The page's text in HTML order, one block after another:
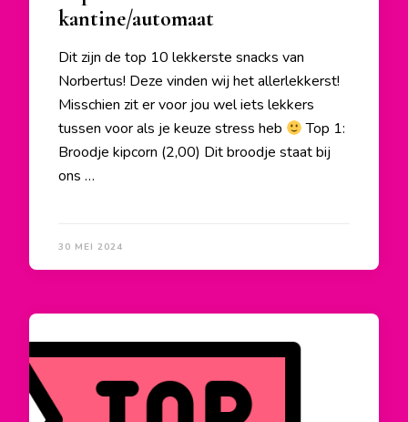
kantine/automaat
Dit zijn de top 10 lekkerste snacks van
Norbertus! Deze vinden wij het allerlekkerst!
Misschien zit er voor jou wel iets lekkers
tussen voor als je keuze stress heb
Top 1:
Broodje kipcorn (2,00) Dit broodje staat bij
ons …
30 MEI 2024